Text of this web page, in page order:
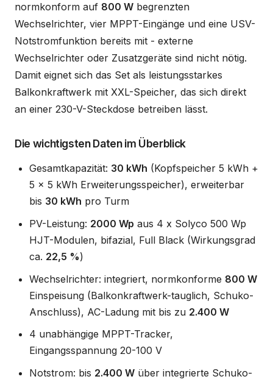
normkonform auf 800 W begrenzten
Wechselrichter, vier MPPT-Eingänge und eine USV-
Notstromfunktion bereits mit - externe
Wechselrichter oder Zusatzgeräte sind nicht nötig.
Damit eignet sich das Set als leistungsstarkes
Balkonkraftwerk mit XXL-Speicher, das sich direkt
an einer 230-V-Steckdose betreiben lässt.
Die wichtigsten Daten im Überblick
Gesamtkapazität: 30 kWh (Kopfspeicher 5 kWh +
5 x 5 kWh Erweiterungsspeicher), erweiterbar
bis 30 kWh pro Turm
PV-Leistung: 2000 Wp aus 4 x Solyco 500 Wp
HJT-Modulen, bifazial, Full Black (Wirkungsgrad
ca. 22,5 %)
Wechselrichter: integriert, normkonforme 800 W
Einspeisung (Balkonkraftwerk-tauglich, Schuko-
Anschluss), AC-Ladung mit bis zu 2.400 W
4 unabhängige MPPT-Tracker,
Eingangsspannung 20-100 V
Notstrom: bis 2.400 W über integrierte Schuko-